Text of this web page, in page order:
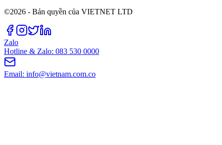
©2026 - Bản quyền của VIETNET LTD
Zalo
Hotline & Zalo: 083 530 0000
Email: info@vietnam.com.co